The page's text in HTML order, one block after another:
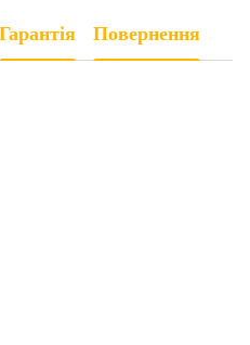
Гарантія Повернення